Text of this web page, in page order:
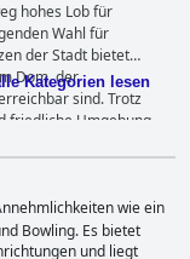
hohes Lob für
Wahl für
der Stadt bietet
Dom, der
sind. Trotz
friedliche Umgebung
vor Ort und sicheren
Gäste
Buffet mit frischem
Speisen umfasst.
Kategorien lesen
wie ein
Bowling. Es bietet
und liegt